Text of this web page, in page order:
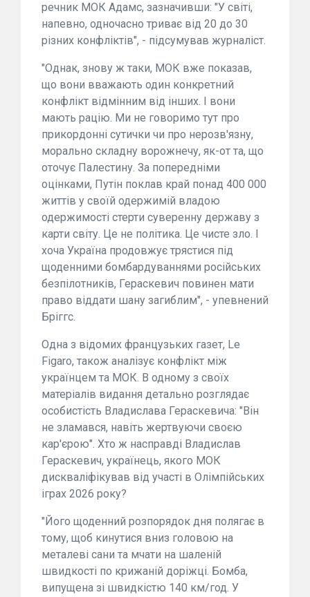
речник МОК Адамс, зазначивши: "У світі,
напевно, одночасно триває від 20 до 30
різних конфліктів", - підсумував журналіст.
"Однак, знову ж таки, МОК вже показав,
що вони вважають один конкретний
конфлікт відмінним від інших. І вони
мають рацію. Ми не говоримо тут про
прикордонні сутички чи про нерозв'язну,
морально складну ворожнечу, як-от та, що
оточує Палестину. За попередніми
оцінками, Путін поклав край понад 400 000
життів у своїй одержимій владою
одержимості стерти суверенну державу з
карти світу. Це не політика. Це чисте зло. І
хоча Україна продовжує трястися під
щоденними бомбардуваннями російських
безпілотників, Гераскевич повинен мати
право віддати шану загиблим", - упевнений
Бріггс.
Одна з відомих французьких газет, Le
Figaro, також аналізує конфлікт між
українцем та МОК. В одному з своїх
матеріалів видання детально розглядає
особистість Владислава Гераскевича: "Він
не зламався, навіть жертвуючи своєю
кар'єрою". Хто ж насправді Владислав
Гераскевич, українець, якого МОК
дискваліфікував від участі в Олімпійських
іграх 2026 року?
"Його щоденний розпорядок дня полягає в
тому, щоб кинутися вниз головою на
металеві сани та мчати на шаленій
швидкості по крижаній доріжці. Бомба,
випущена зі швидкістю 140 км/год. У